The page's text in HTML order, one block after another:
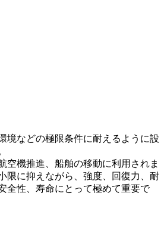
境などの極限条件に耐えるように設
航空機推進、船舶の移動に利用されま
に抑えながら、 強度、回復力、耐
全性、寿命にとって極めて重要で